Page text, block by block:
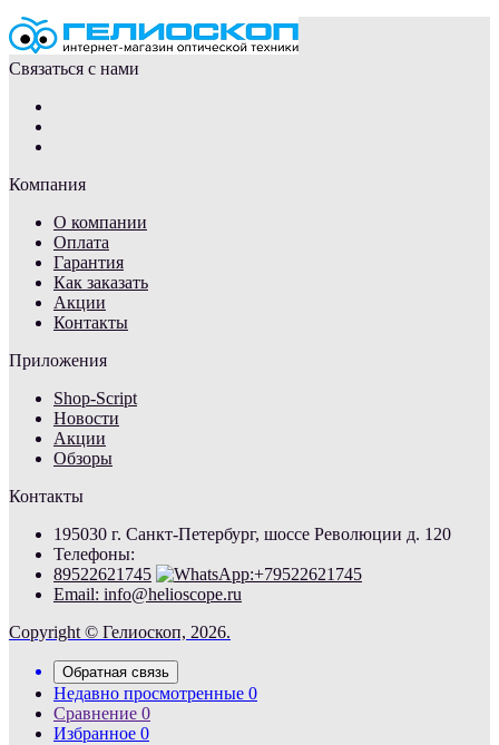
Связаться с нами
Компания
О компании
Оплата
Гарантия
Как заказать
Акции
Контакты
Приложения
Shop-Script
Новости
Акции
Обзоры
Контакты
195030 г. Санкт-Петербург, шоссе Революции д. 120
Телефоны:
89522621745
Email: info@helioscope.ru
Copyright © Гелиоскоп, 2026.
Обратная связь
Недавно просмотренные 0
Сравнение 0
Избранное 0